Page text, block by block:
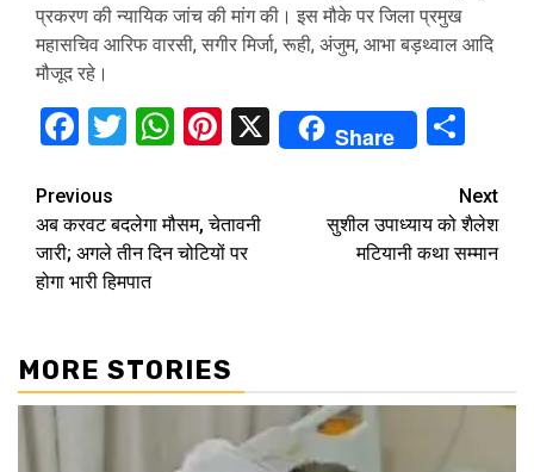
प्रकरण की न्यायिक जांच की मांग की। इस मौके पर जिला प्रमुख
महासचिव आरिफ वारसी, सगीर मिर्जा, रूही, अंजुम, आभा बड़थ्वाल आदि
मौजूद रहे।
Facebook
Twitter
WhatsApp
Pinterest
X Share
Continue
Reading
Previous
अब करवट बदलेगा मौसम, चेतावनी
जारी; अगले तीन दिन चोटियों पर
होगा भारी हिमपात
Next
सुशील उपाध्याय को शैलेश
मटियानी कथा सम्मान
MORE STORIES